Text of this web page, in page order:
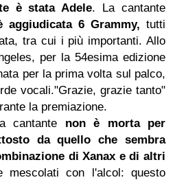
è stata Adele. La cantante
aggiudicata 6 Grammy, tutti
tra cui i più importanti. Allo
per la 54esima edizione
per la prima volta sul palco,
vocali."Grazie, grazie tanto"
la premiazione.
la cantante non è morta per
da quello che sembra
di Xanax e di altri
mescolati con l'alcol: questo